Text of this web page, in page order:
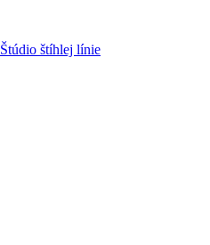
Štúdio štíhlej línie